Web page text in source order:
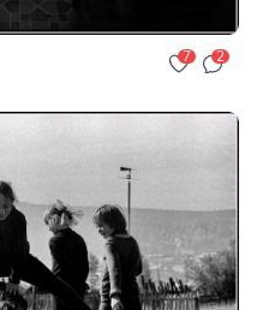
7 2